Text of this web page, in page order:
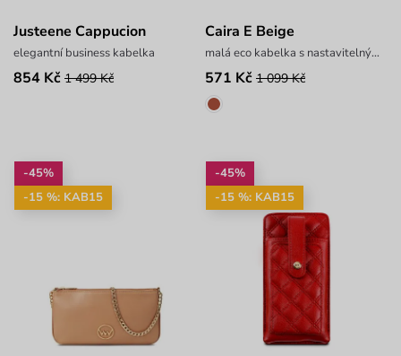
Justeene Cappucion
elegantní business kabelka
854 Kč 1 499 Kč
Caira E Beige
malá eco kabelka s nastavitelným popruhem
571 Kč 1 099 Kč
-45%
-15 %: KAB15
-45%
-15 %: KAB15